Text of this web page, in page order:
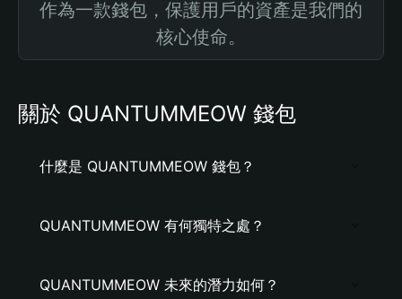
作為一款錢包，保護用戶的資產是我們的
核心使命。
關於 QUANTUMMEOW 錢包
什麼是 QUANTUMMEOW 錢包？
QUANTUMMEOW 有何獨特之處？
QUANTUMMEOW 未來的潛力如何？